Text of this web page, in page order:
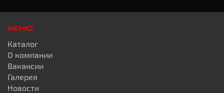
МЕНЮ
Каталог
О компании
Вакансии
Галерея
Новости